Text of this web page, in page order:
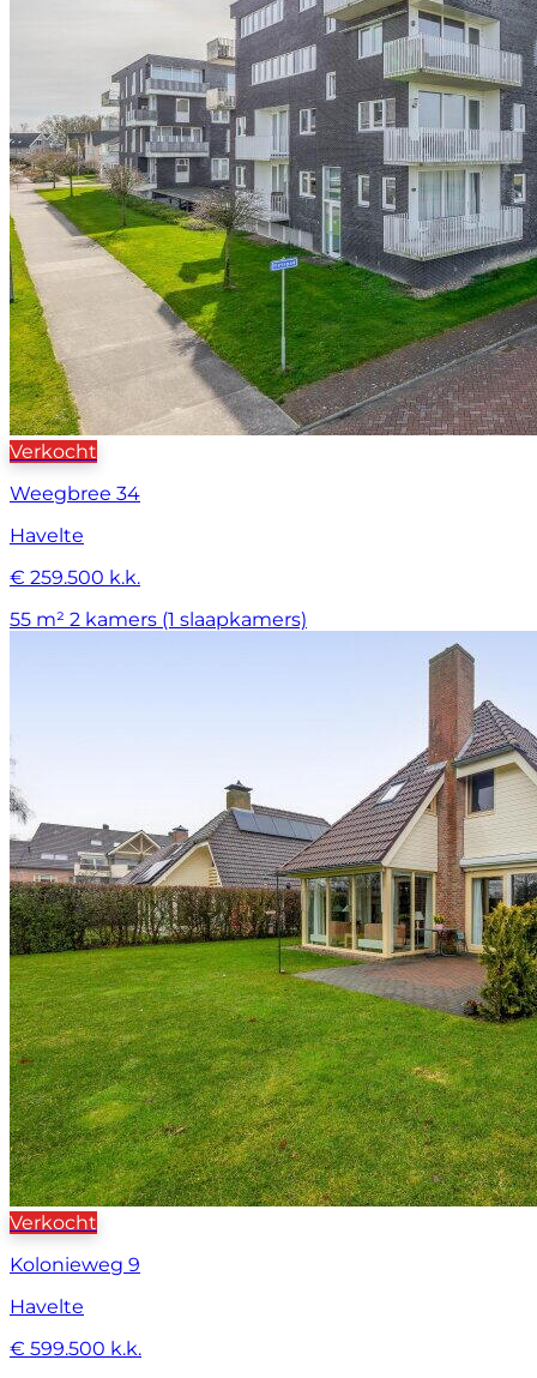
Verkocht
Weegbree 34
Havelte
€ 259.500 k.k.
55 m² 2 kamers (1 slaapkamers)
Verkocht
Kolonieweg 9
Havelte
€ 599.500 k.k.